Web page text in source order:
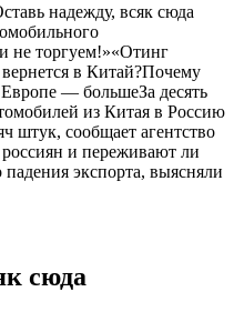
надежду, всяк сюда
не торгуем!»«Отинг
в Китай?Почему
— большеЗа десять
из Китая в Россию
штук, сообщает агентство
россиян и переживают ли
падения экспорта, выясняли
сюда